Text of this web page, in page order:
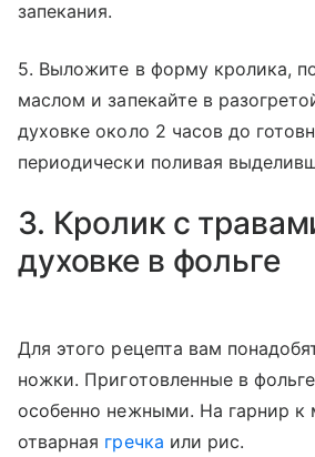
запекания.
5. Выложите в форму кролика,
маслом и запекайте в
духовке около 2 часов до
периодически поливая
3. Кролик с
духовке в фольге
Для этого рецепта вам
ножки. Приготовленные в
особенно нежными. На гарнир к
отварная гречка или рис.